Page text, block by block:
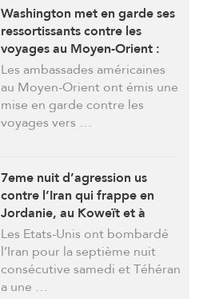
Washington met en garde ses
ressortissants contre les
voyages au Moyen-Orient :
risque d’une « escalade
imprévisible »
Les ambassades américaines
au Moyen-Orient ont émis une
mise en garde contre les
voyages vers …
7eme nuit d’agression us
contre l’Iran qui frappe en
Jordanie, au Koweït et à
Bahreïn. Des avions US
détruits dans la base al-Azraq
Les Etats-Unis ont bombardé
l’Iran pour la septième nuit
consécutive samedi et Téhéran
a une …